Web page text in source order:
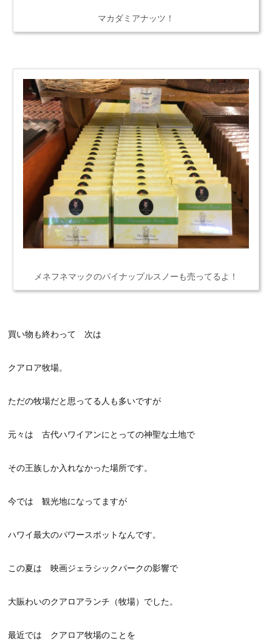
マカダミアナッツ！
メネフネマックのパイナップルスノーも売ってるよ！
買い物も終わって 次は
クアロア牧場。
ただの牧場だと思ってる人も多いですが
元々は 古代ハワイアンにとっての神聖な土地で
その王族しか入れなかった場所です。
今では 観光地になってますが
ハワイ最大のパワースポットなんです。
この夏は 映画ジェラシックパークの影響で
大賑わいのクアロアランチ（牧場）でした。
最近では クアロア牧場のことを